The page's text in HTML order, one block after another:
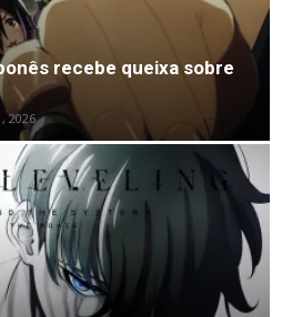
recebe queixa sobre
2026